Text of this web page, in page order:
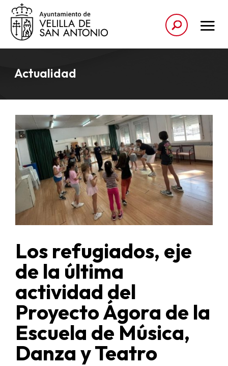
Actualidad
Los refugiados, eje
de la última
actividad del
Proyecto Ágora de la
Escuela de Música,
Danza y Teatro